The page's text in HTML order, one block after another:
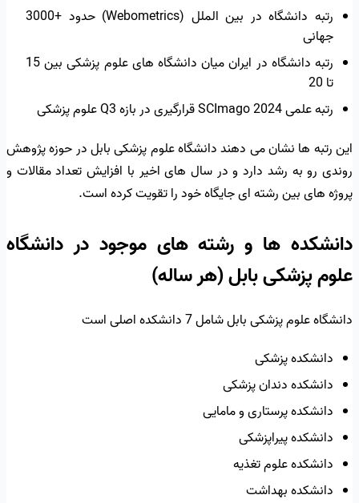
رتبه دانشگاه در بین الملل (Webometrics) حدود +3000
جهانی
رتبه دانشگاه در ایران میان دانشگاه های علوم پزشکی بین 15
تا 20
رتبه علمی SCImago 2024 قرارگیری در بازه Q3 علوم پزشکی
این رتبه ها نشان می دهند دانشگاه علوم پزشکی بابل در حوزه پژوهش
روندی رو به رشد دارد و در سال های اخیر با افزایش تعداد مقالات و
پروژه های بین رشته ای جایگاه خود را تقویت کرده است.
دانشکده ها و رشته های موجود در دانشگاه
علوم پزشکی بابل (هر ساله)
دانشگاه علوم پزشکی بابل شامل 7 دانشکده اصلی است
دانشکده پزشکی
دانشکده دندان پزشکی
دانشکده پرستاری و مامایی
دانشکده پیراپزشکی
دانشکده علوم تغذیه
دانشکده بهداشت